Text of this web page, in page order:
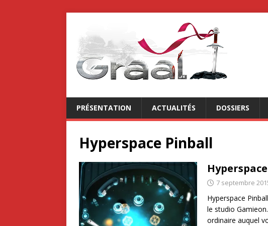
PRÉSENTATION ACTUALITÉS DOSSIERS
Hyperspace Pinball
7 septembre
Hyperspace
le studio
ordinaire auquel